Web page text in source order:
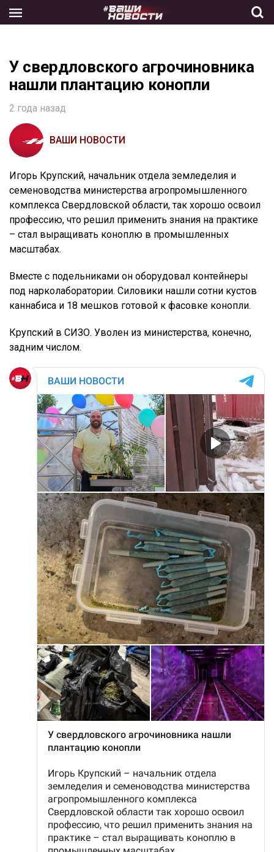
the
У свердловского агрочиновника
нашли плантацию конопли
2 года назад
ВАШИ НОВОСТИ
Игорь Крупский, начальник отдела земледелия и
семеноводства министерства агропромышленного
комплекса Свердловской области, так хорошо освоил
профессию, что решил применить знания на практике
– стал выращивать коноплю в промышленных
масштабах.
Вместе с подельниками он оборудовал контейнеры
под нарколаборатории. Силовики нашли сотни кустов
каннабиса и 18 мешков готовой к фасовке конопли.
Крупский в СИЗО. Уволен из министерства, конечно,
задним числом.